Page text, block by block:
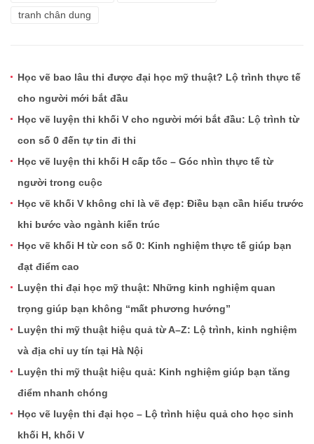
tranh chân dung
Học vẽ bao lâu thi được đại học mỹ thuật? Lộ trình thực tế
cho người mới bắt đầu
Học vẽ luyện thi khối V cho người mới bắt đầu: Lộ trình từ
con số 0 đến tự tin đi thi
Học vẽ luyện thi khối H cấp tốc – Góc nhìn thực tế từ
người trong cuộc
Học vẽ khối V không chỉ là vẽ đẹp: Điều bạn cần hiểu trước
khi bước vào ngành kiến trúc
Học vẽ khối H từ con số 0: Kinh nghiệm thực tế giúp bạn
đạt điểm cao
Luyện thi đại học mỹ thuật: Những kinh nghiệm quan
trọng giúp bạn không “mất phương hướng”
Luyện thi mỹ thuật hiệu quả từ A–Z: Lộ trình, kinh nghiệm
và địa chỉ uy tín tại Hà Nội
Luyện thi mỹ thuật hiệu quả: Kinh nghiệm giúp bạn tăng
điểm nhanh chóng
Học vẽ luyện thi đại học – Lộ trình hiệu quả cho học sinh
khối H, khối V